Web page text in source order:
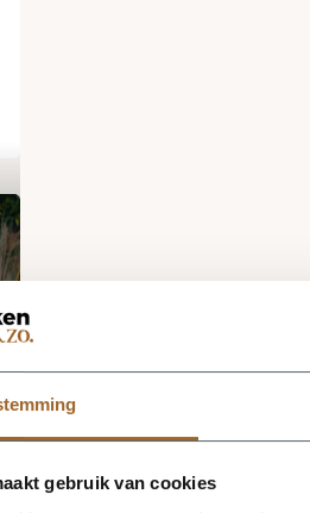
gebruik van cookies